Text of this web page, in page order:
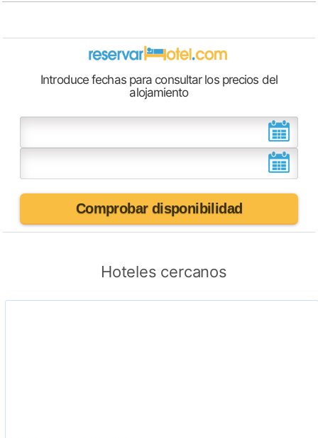
Introduce fechas para consultar los precios del
alojamiento
Comprobar disponibilidad
Hoteles cercanos